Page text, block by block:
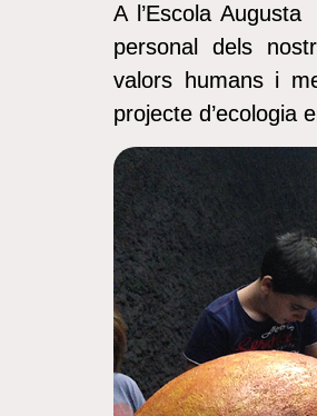
A l’Escola
personal dels
valors humans i
projecte d’ecologia